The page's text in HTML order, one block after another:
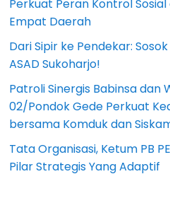
Perkuat Peran Kontrol
Empat Daerah
Dari Sipir ke Pendekar: Sosok
ASAD Sukoharjo!
Patroli Sinergis Babinsa dan
02/Pondok Gede Perkuat
bersama Komduk dan
Tata Organisasi, Ketum PB
Pilar Strategis Yang Adaptif